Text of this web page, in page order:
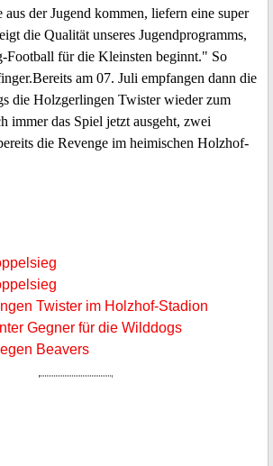
aus der Jugend kommen, liefern eine super
die Qualität unseres Jugendprogramms,
Football für die Kleinsten beginnt." So
am 07. Juli empfangen dann die
die Holzgerlingen Twister wieder zum
immer das Spiel jetzt ausgeht, zwei
die Revenge im heimischen Holzhof-
Twister im Holzhof-Stadion
Gegner für die Wilddogs
Beavers